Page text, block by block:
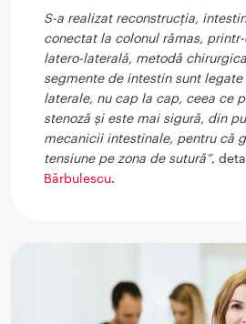
S-a realizat reconstrucția,
conectat la colonul rămas,
latero-laterală, metodă
segmente de intestin sunt
laterale, nu cap la cap, ceea ce
stenoză și este mai sigură, din
mecanicii intestinale, pentru că
tensiune pe zona de sutură”,
Bărbulescu.